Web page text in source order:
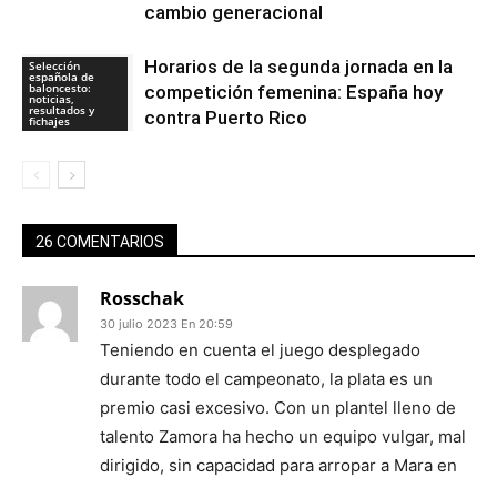
cambio generacional
Selección
española de
baloncesto:
noticias,
resultados y
fichajes
Horarios de la segunda jornada en la
competición femenina: España hoy
contra Puerto Rico
26 COMENTARIOS
Rosschak
30 julio 2023 En 20:59
Teniendo en cuenta el juego desplegado
durante todo el campeonato, la plata es un
premio casi excesivo. Con un plantel lleno de
talento Zamora ha hecho un equipo vulgar, mal
dirigido, sin capacidad para arropar a Mara en